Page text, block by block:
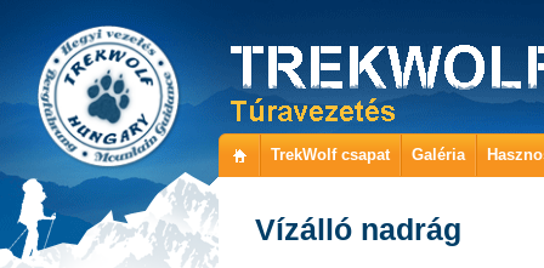
TrekWolf csapat Galéria
Vízálló nadrág